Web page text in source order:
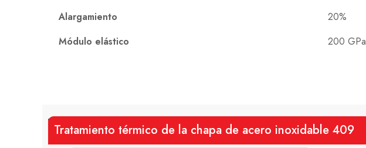
Alargamiento
20%
Módulo elástico
200 GPa
Tratamiento térmico de la chapa de acero inoxidable 409